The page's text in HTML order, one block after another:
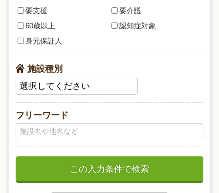
要支援
要介護
60歳以上
認知症対象
身元保証人
施設種別
フリーワード
この入力条件で検索